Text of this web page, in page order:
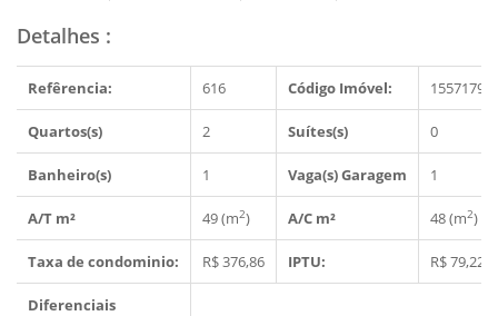
Detalhes :
Refêrencia: 616 Código Imóvel: 1557179
Quartos(s) 2 Suítes(s) 0
Banheiro(s) 1 Vaga(s) Garagem 1
A/T m² 49 (m2) A/C m² 48 (m2)
Taxa de condominio: R$ 376,86 IPTU: R$ 79,22
Diferenciais